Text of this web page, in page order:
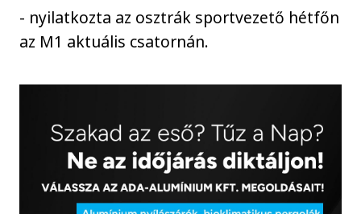
- nyilatkozta az osztrák sportvezető hétfőn
az M1 aktuális csatornán.